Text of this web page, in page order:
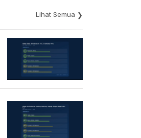
Lihat Semua